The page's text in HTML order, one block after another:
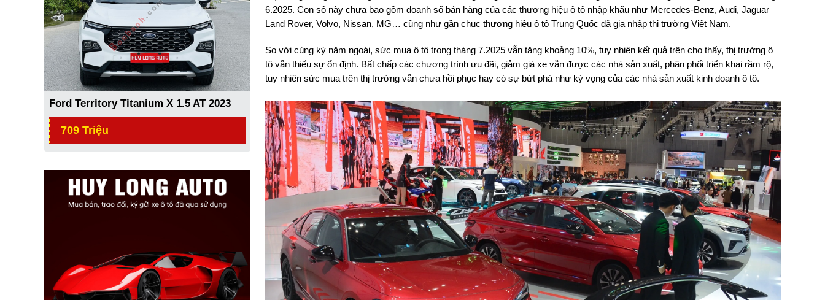
6.2025. Con số này chưa bao gồm doanh số bán hàng của các thương hiệu ô tô nhập khẩu như Mercedes-Benz, Audi, Jaguar
Land Rover, Volvo, Nissan, MG… cũng như gần chục thương hiệu ô tô Trung Quốc đã gia nhập thị trường Việt Nam.
So với cùng kỳ năm ngoái, sức mua ô tô trong tháng 7.2025 vẫn tăng khoảng 10%, tuy nhiên kết quả trên cho thấy, thị trường ô
tô vẫn thiếu sự ổn định. Bất chấp các chương trình ưu đãi, giảm giá xe vẫn được các nhà sản xuất, phân phối triển khai rầm rộ,
tuy nhiên sức mua trên thị trường vẫn chưa hồi phục hay có sự bứt phá như kỳ vọng của các nhà sản xuất kinh doanh ô tô.
Ford Territory Titanium X 1.5 AT 2023
709 Triệu